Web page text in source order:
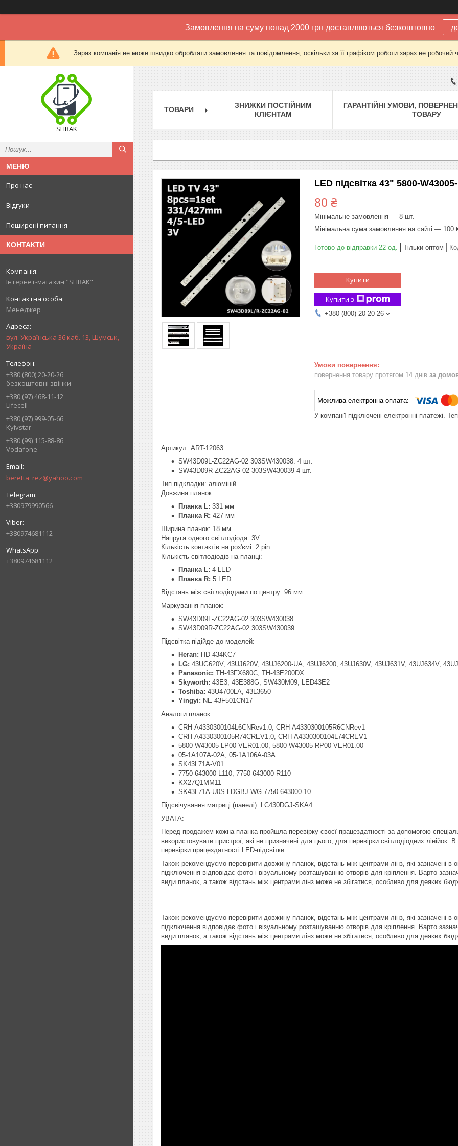
Замовлення на суму понад 2000 грн доставляються безкоштовно
Зараз компанія не може швидко обробляти замовлення та повідомлення, оскільки за її графіком роботи зараз не
SHRAK
Про нас
Відгуки
Поширені питання
КОНТАКТИ
Інтернет-магазин "SHRAK"
Менеджер
вул. Українська 36 каб. 13, Шумськ,
Україна
+380 (800) 20-20-26
безкоштовні звінки
+380 (97) 468-11-12
Lifecell
+380 (97) 999-05-66
Kyivstar
+380 (99) 115-88-86
Vodafone
beretta_rez@yahoo.com
+380979990566
+380974681112
+380974681112
ТОВАРИ
ЗНИЖКИ ПОСТІЙНИМ
КЛІЄНТАМ
ГАРАНТІЙНІ УМОВИ,
ТОВАРУ
LED підсвітка 43" 5800-
80 ₴
Мінімальне замовлення — 8 шт.
Мінімальна сума замовлення на сайті — 100
Готово до відправки 22 од. Тільки оптом
Купити
Купити з
+380 (800) 20-20-26
повернення товару протягом 14 днів за
У компанії підключені електронні платежі.
Артикул: ART-12063
SW43D09L-ZC22AG-02 303SW430038: 4 шт.
SW43D09R-ZC22AG-02 303SW430039 4 шт.
Тип підкладки: алюміній
Довжина планок:
Планка L: 331 мм
Планка R: 427 мм
Ширина планок: 18 мм
Напруга одного світлодіода: 3V
Кількість контактів на роз'ємі: 2 pin
Кількість світлодіодів на планці:
Планка L: 4 LED
Планка R: 5 LED
Відстань між світлодіодами по центру: 96 мм
Маркування планок:
SW43D09L-ZC22AG-02 303SW430038
SW43D09R-ZC22AG-02 303SW430039
Підсвітка підійде до моделей:
Heran: HD-434KC7
LG: 43UG620V, 43UJ620V, 43UJ6200-UA, 43UJ6200, 43UJ630V, 43UJ631V, 43UJ634V,
Panasonic: TH-43FX680C, TH-43E200DX
Skyworth: 43E3, 43E388G, SW430M09, LED43E2
Toshiba: 43U4700LA, 43L3650
Yingyi: NE-43F501CN17
Аналоги планок:
CRH-A4330300104L6CNRev1.0, CRH-A4330300105R6CNRev1
CRH-A4330300105R74CREV1.0, CRH-A4330300104L74CREV1
5800-W43005-LP00 VER01.00, 5800-W43005-RP00 VER01.00
05-1A107A-02A, 05-1A106A-03A
SK43L71A-V01
7750-643000-L110, 7750-643000-R110
KX27Q1MM11
SK43L71A-U0S LDGBJ-WG 7750-643000-10
Підсвічування матриці (панелі): LC430DGJ-SKA4
УВАГА:
Перед продажем кожна планка пройшла перевірку своєї працездатності за допомогою
використовувати пристрої, які не призначені для цього, для перевірки світлодіодних
перевірки працездатності LED-підсвітки.
Також рекомендуємо перевірити довжину планок, відстань між центрами лінз, які зазначені
підключення відповідає фото і візуальному розташуванню отворів для кріплення. Варто
види планок, а також відстань між центрами лінз може не збігатися, особливо для деяких
Також рекомендуємо перевірити довжину планок, відстань між центрами лінз, які зазначені
підключення відповідає фото і візуальному розташуванню отворів для кріплення. Варто
види планок, а також відстань між центрами лінз може не збігатися, особливо для деяких